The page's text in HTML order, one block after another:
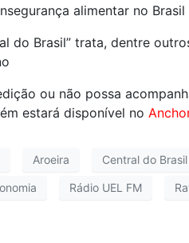
alimentar no Brasil
do Brasil” trata, dentre
ou não possa
estará disponível no
Aroeira Central do Brasil
Rádio UEL FM